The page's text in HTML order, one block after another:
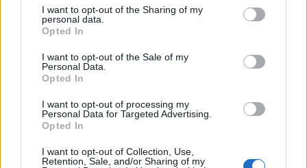
I want to opt-out of the Sharing of my
personal data.
Opted In
I want to opt-out of the Sale of my
Personal Data.
Opted In
I want to opt-out of processing my
Personal Data for Targeted Advertising.
Opted In
I want to opt-out of Collection, Use,
Retention, Sale, and/or Sharing of my
12 największych przebojów
przedwojennych - cz...